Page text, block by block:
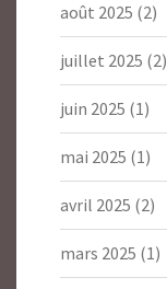
août 2025 (2)
juillet 2025 (2)
juin 2025 (1)
mai 2025 (1)
avril 2025 (2)
mars 2025 (1)